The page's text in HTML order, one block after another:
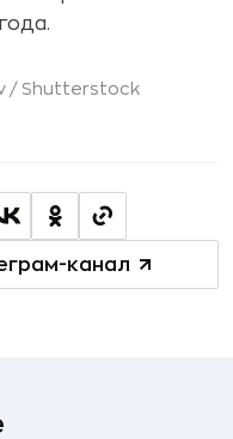
/ Shutterstock
канал